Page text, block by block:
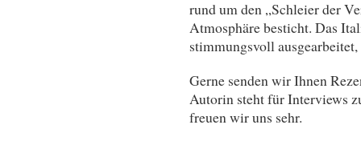
rund um den „Schleier der
Atmosphäre besticht. Das
stimmungsvoll
Gerne senden wir Ihnen
Autorin steht für Interviews
freuen wir uns sehr.